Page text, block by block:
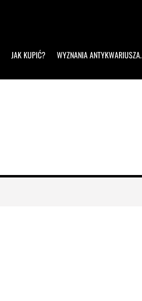
JAK KUPIĆ? WYZNANIA ANTYKWARIUSZA.